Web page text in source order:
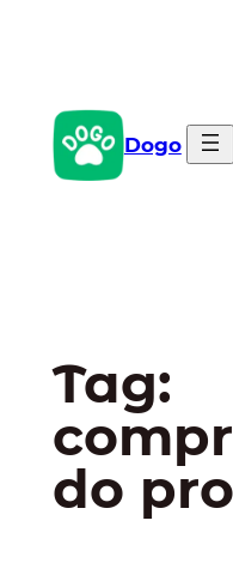
conteúdo Dogo
Tag:
do